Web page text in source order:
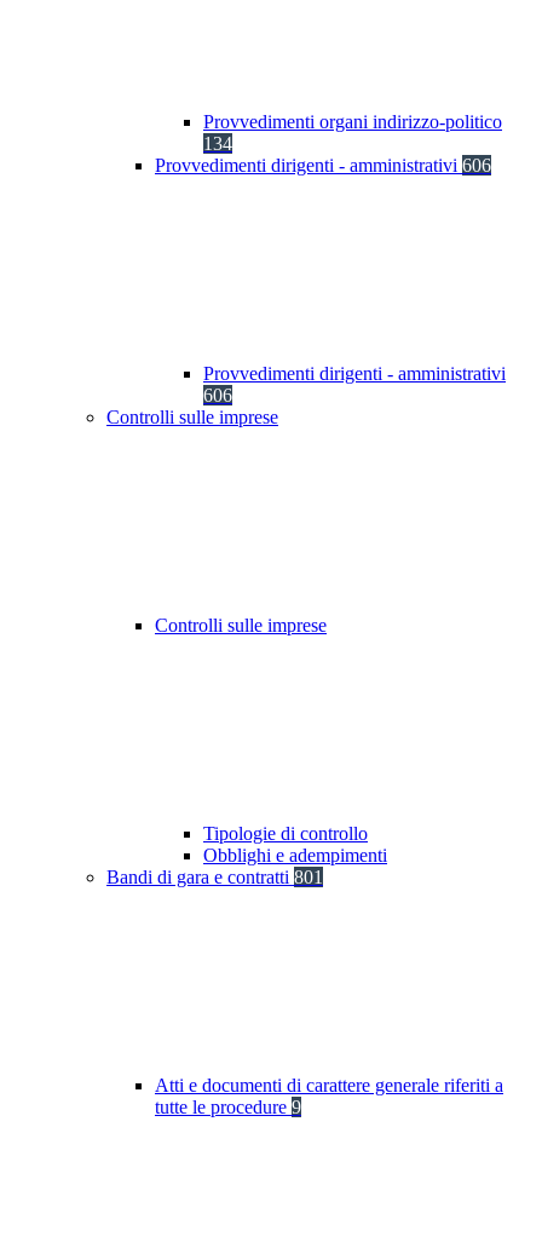
Provvedimenti organi indirizzo-politico
134
Provvedimenti dirigenti - amministrativi 606
Provvedimenti dirigenti - amministrativi
606
Controlli sulle imprese
Controlli sulle imprese
Tipologie di controllo
Obblighi e adempimenti
Bandi di gara e contratti 801
Atti e documenti di carattere generale riferiti a
tutte le procedure 9